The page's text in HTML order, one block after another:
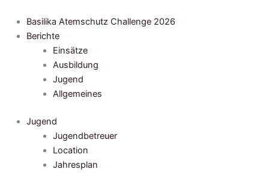
Inhalt
springen
Basilika Atemschutz Challenge 2026
Berichte
Einsätze
Ausbildung
Jugend
Allgemeines
Jugend
Jugendbetreuer
Location
Jahresplan